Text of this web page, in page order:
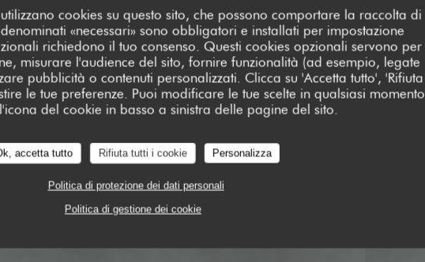
cookies su questo sito, che possono comportare la raccolta di
«necessari» sono obbligatori e installati per impostazione
richiedono il tuo consenso. Questi cookies opzionali servono per
misurare l'audience del sito, fornire funzionalità (ad esempio, legate
pubblicità o contenuti personalizzati. Clicca su 'Accetta tutto', 'Rifiuta
le tue preferenze. Puoi modificare le tue scelte in qualsiasi momento
del cookie in basso a sinistra delle pagine del sito.
accetta tutto Rifiuta tutti i cookie Personalizza
Politica di protezione dei dati personali
Politica di gestione dei cookie
ROUTE DE QUENZA 20124 ZONZA